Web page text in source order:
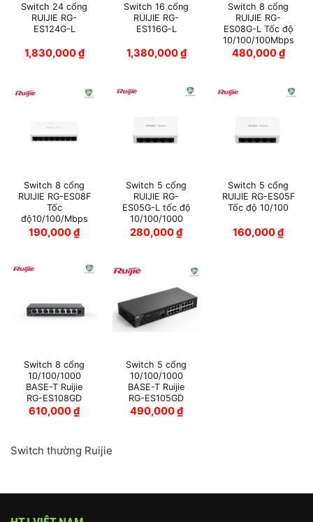
Switch 24 cổng
RUIJIE RG-
ES124G-L
1,830,000₫
Switch 16 cổng
RUIJIE RG-
ES116G-L
1,380,000₫
Switch 8 cổng
RUIJIE RG-
ES08G-L Tốc độ
10/100/100Mbps
480,000₫
Switch 8 cổng
RUIJIE RG-ES08F
Tốc
độ10/100/Mbps
190,000₫
Switch 5 cổng
RUIJIE RG-
ES05G-L tốc độ
10/100/1000
280,000₫
Switch 5 cổng
RUIJIE RG-ES05F
Tốc độ 10/100
160,000₫
Switch 8 cổng
10/100/1000
BASE-T Ruijie
RG-ES108GD
610,000₫
Switch 5 cổng
10/100/1000
BASE-T Ruijie
RG-ES105GD
490,000₫
Switch thường Ruijie